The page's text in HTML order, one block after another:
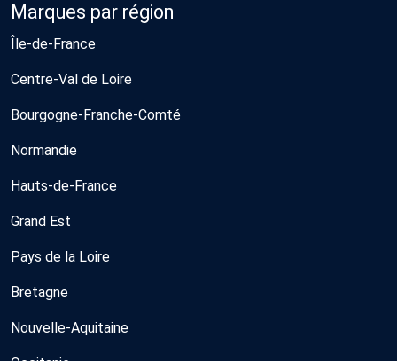
Marques par région
Île-de-France
Centre-Val de Loire
Bourgogne-Franche-Comté
Normandie
Hauts-de-France
Grand Est
Pays de la Loire
Bretagne
Nouvelle-Aquitaine